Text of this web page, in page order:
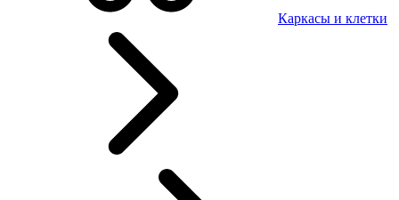
Каркасы и клетки